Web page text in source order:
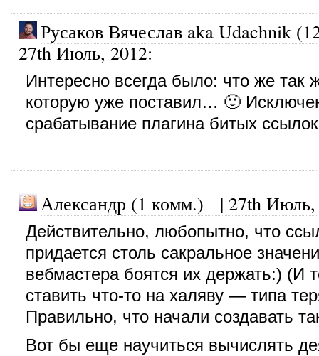
Русаков Вячеслав aka Udachnik
27th Июль, 2012:
Интересно всегда было: что же так
которую уже поставил… 🙂
срабатывание плагина битых
Александр (1 комм.) | 27th Июль,
Действительно, любопытно, что
придается столь сакральное
вебмастера боятся их держать:) (И
ставить что-то на халяву — типа
Правильно, что начали создавать
Вот бы еще научиться вычислять